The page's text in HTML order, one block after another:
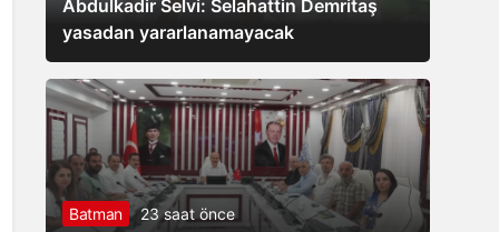
Abdulkadir Selvi: Selahattin Demritaş
yasadan yararlanamayacak
Batman 23 saat önce